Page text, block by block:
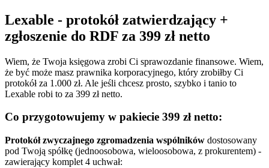
Lexable - protokół zatwierdzający +
zgłoszenie do RDF za 399 zł netto
Wiem, że Twoja księgowa zrobi Ci sprawozdanie finansowe. Wiem,
że być może masz prawnika korporacyjnego, który zrobiłby Ci
protokół za 1.000 zł. Ale jeśli chcesz prosto, szybko i tanio to
Lexable robi to za 399 zł netto.
Co przygotowujemy w pakiecie 399 zł netto:
Protokół zwyczajnego zgromadzenia wspólników dostosowany
pod Twoją spółkę (jednoosobowa, wieloosobowa, z prokurentem) -
zawierający komplet 4 uchwał: